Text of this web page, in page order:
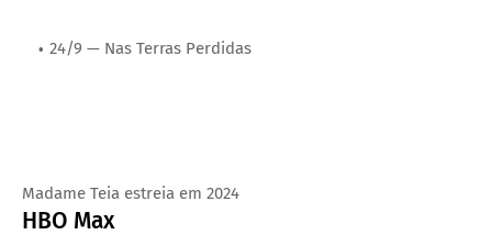
24/9 — Nas Terras Perdidas
Madame Teia estreia em 2024
HBO Max